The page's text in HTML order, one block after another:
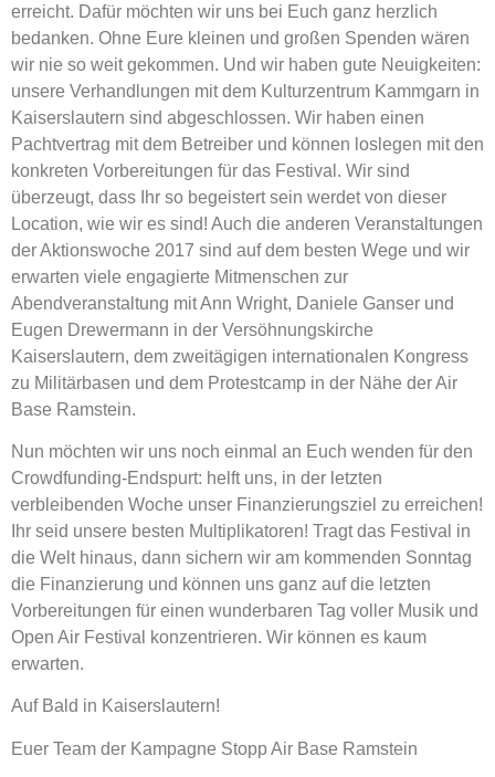
erreicht. Dafür möchten wir uns bei Euch ganz herzlich
bedanken. Ohne Eure kleinen und großen Spenden wären
wir nie so weit gekommen. Und wir haben gute Neuigkeiten:
unsere Verhandlungen mit dem Kulturzentrum Kammgarn in
Kaiserslautern sind abgeschlossen. Wir haben einen
Pachtvertrag mit dem Betreiber und können loslegen mit den
konkreten Vorbereitungen für das Festival. Wir sind
überzeugt, dass Ihr so begeistert sein werdet von dieser
Location, wie wir es sind! Auch die anderen Veranstaltungen
der Aktionswoche 2017 sind auf dem besten Wege und wir
erwarten viele engagierte Mitmenschen zur
Abendveranstaltung mit Ann Wright, Daniele Ganser und
Eugen Drewermann in der Versöhnungskirche
Kaiserslautern, dem zweitägigen internationalen Kongress
zu Militärbasen und dem Protestcamp in der Nähe der Air
Base Ramstein.
Nun möchten wir uns noch einmal an Euch wenden für den
Crowdfunding-Endspurt: helft uns, in der letzten
verbleibenden Woche unser Finanzierungsziel zu erreichen!
Ihr seid unsere besten Multiplikatoren! Tragt das Festival in
die Welt hinaus, dann sichern wir am kommenden Sonntag
die Finanzierung und können uns ganz auf die letzten
Vorbereitungen für einen wunderbaren Tag voller Musik und
Open Air Festival konzentrieren. Wir können es kaum
erwarten.
Auf Bald in Kaiserslautern!
Euer Team der Kampagne Stopp Air Base Ramstein